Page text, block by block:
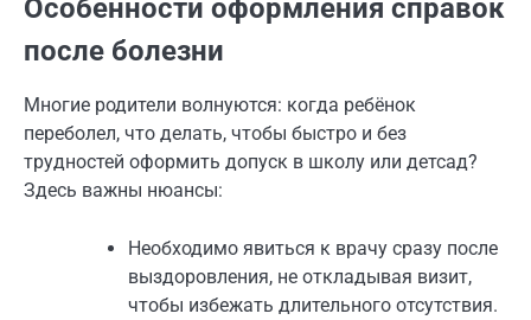
Особенности оформления справок
после болезни
Многие родители волнуются: когда ребёнок
переболел, что делать, чтобы быстро и без
трудностей оформить допуск в школу или детсад?
Здесь важны нюансы:
Необходимо явиться к врачу сразу после
выздоровления, не откладывая визит,
чтобы избежать длительного отсутствия.